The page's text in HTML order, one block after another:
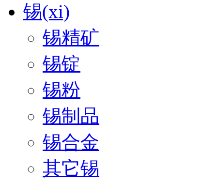
锡(xi)
锡精矿
锡锭
锡粉
锡制品
锡合金
其它锡